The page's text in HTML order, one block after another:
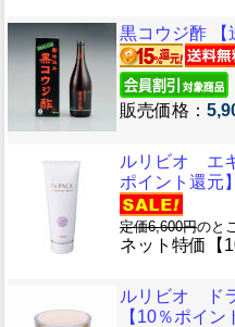
黒コウジ酢 【
販売価格：
ルリビオ エ
ポイント還元】
定価6,600円のと
ネット特価【
ルリビオ ド
【10％ポイン